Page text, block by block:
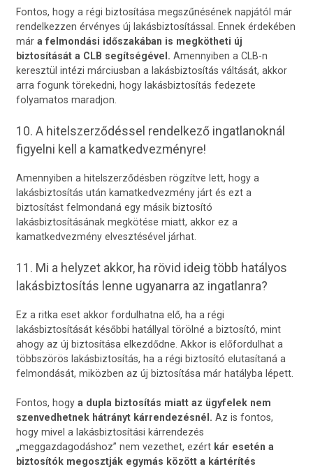
Fontos, hogy a régi biztosítása megszűnésének napjától már
rendelkezzen érvényes új lakásbiztosítással. Ennek érdekében
már a felmondási időszakában is megkötheti új
biztosítását a CLB segítségével. Amennyiben a CLB-n
keresztül intézi márciusban a lakásbiztosítás váltását, akkor
arra fogunk törekedni, hogy lakásbiztosítás fedezete
folyamatos maradjon.
10. A hitelszerződéssel rendelkező ingatlanoknál
figyelni kell a kamatkedvezményre!
Amennyiben a hitelszerződésben rögzítve lett, hogy a
lakásbiztosítás után kamatkedvezmény járt és ezt a
biztosítást felmondaná egy másik biztosító
lakásbiztosításának megkötése miatt, akkor ez a
kamatkedvezmény elvesztésével járhat.
11. Mi a helyzet akkor, ha rövid ideig több hatályos
lakásbiztosítás lenne ugyanarra az ingatlanra?
Ez a ritka eset akkor fordulhatna elő, ha a régi
lakásbiztosítását későbbi hatállyal törölné a biztosító, mint
ahogy az új biztosítása elkezdődne. Akkor is előfordulhat a
többszörös lakásbiztosítás, ha a régi biztosító elutasítaná a
felmondását, miközben az új biztosítása már hatályba lépett.
Fontos, hogy a dupla biztosítás miatt az ügyfelek nem
szenvedhetnek hátrányt kárrendezésnél. Az is fontos,
hogy mivel a lakásbiztosítási kárrendezés
„meggazdagodáshoz” nem vezethet, ezért kár esetén a
biztosítók megosztják egymás között a kártérítés